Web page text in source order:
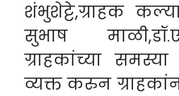
शंभुशेट्टे,ग्राहक
सुभाष
ग्राहकांच्या
व्यक्त करुन